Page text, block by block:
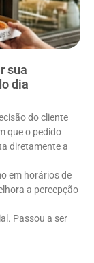
sua
dia
do cliente
que o pedido
diretamente a
em horários de
a percepção
Passou a ser